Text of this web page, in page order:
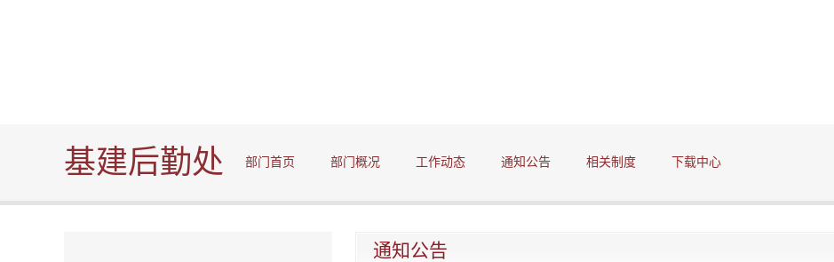
基建后勤处 部门首页 部门概况 工作动态 通知公告 相关制度 下载中心
通知公告